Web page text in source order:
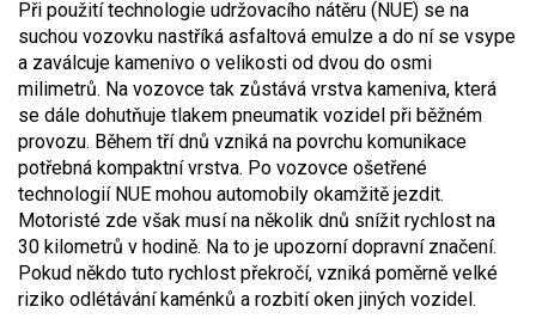
Při použití technologie udržovacího nátěru (NUE) se na
suchou vozovku nastříká asfaltová emulze a do ní se vsype
a zaválcuje kamenivo o velikosti od dvou do osmi
milimetrů. Na vozovce tak zůstává vrstva kameniva, která
se dále dohutňuje tlakem pneumatik vozidel při běžném
provozu. Během tří dnů vzniká na povrchu komunikace
potřebná kompaktní vrstva. Po vozovce ošetřené
technologií NUE mohou automobily okamžitě jezdit.
Motoristé zde však musí na několik dnů snížit rychlost na
30 kilometrů v hodině. Na to je upozorní dopravní značení.
Pokud někdo tuto rychlost překročí, vzniká poměrně velké
riziko odlétávání kaménků a rozbití oken jiných vozidel.